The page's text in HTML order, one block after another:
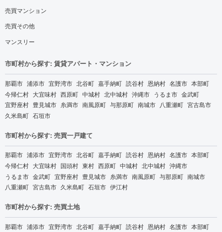
売買マンション
売買その他
マンスリー
市町村から探す: 賃貸アパート・マンション
那覇市 浦添市 宜野湾市 北谷町 嘉手納町 読谷村 恩納村 名護市 本部町
今帰仁村 大宜味村 西原町 中城村 北中城村 沖縄市 うるま市 金武町
宜野座村 豊見城市 糸満市 南風原町 与那原町 南城市 八重瀬町 宮古島市
久米島町 石垣市
市町村から探す: 売買一戸建て
那覇市 浦添市 宜野湾市 北谷町 嘉手納町 読谷村 恩納村 名護市 本部町
今帰仁村 大宜味村 国頭村 東村 西原町 中城村 北中城村 沖縄市
うるま市 金武町 宜野座村 豊見城市 糸満市 南風原町 与那原町 南城市
八重瀬町 宮古島市 久米島町 石垣市 伊江村
市町村から探す: 売買土地
那覇市 浦添市 宜野湾市 北谷町 嘉手納町 読谷村 恩納村 名護市 本部町